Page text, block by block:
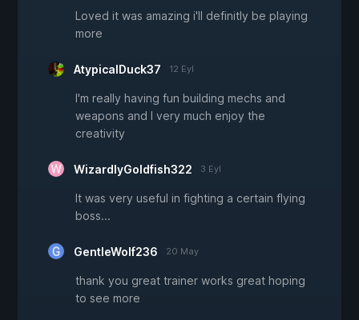
Loved it was amazing i'll definitly be playing
more
AtypicalDuck37 12 Eyl
I'm really having fun building mechs and
weapons and I very much enjoy the
creativity
WizardlyGoldfish322 3 Eyl
It was very useful in fighting a certain flying
boss...
GentleWolf236 20 May
thank you great trainer works great hoping
to see more